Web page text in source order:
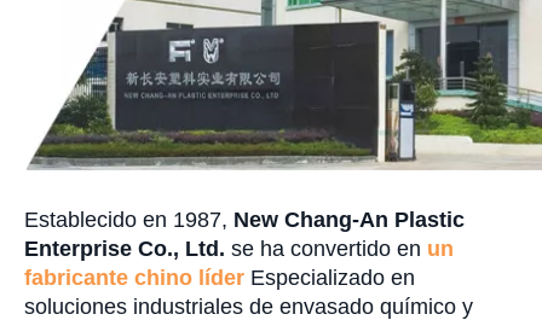
Establecido en 1987, New Chang-An Plastic
Enterprise Co., Ltd. se ha convertido en un
fabricante chino líder Especializado en
soluciones industriales de envasado químico y